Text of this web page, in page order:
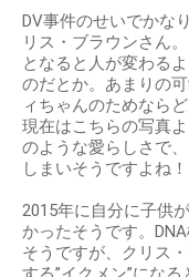
DV事件のせいでかな
リス・ブラウンさん
となると人が変わる
のだとか。あまりの
ィちゃんのためなら
現在はこちらの写真
のような愛らしさで
しまいそうですよね！
2015年に自分に子供
かったそうです。
そうですが、クリス